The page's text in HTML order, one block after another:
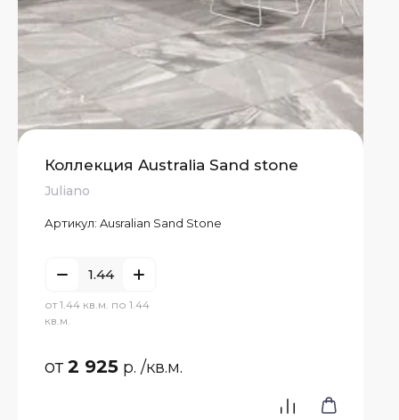
Коллекция Australia Sand stone
Juliano
Артикул: Ausralian Sand Stone
от 1.44 кв.м. по 1.44
кв.м.
от2 925 р. /кв.м.